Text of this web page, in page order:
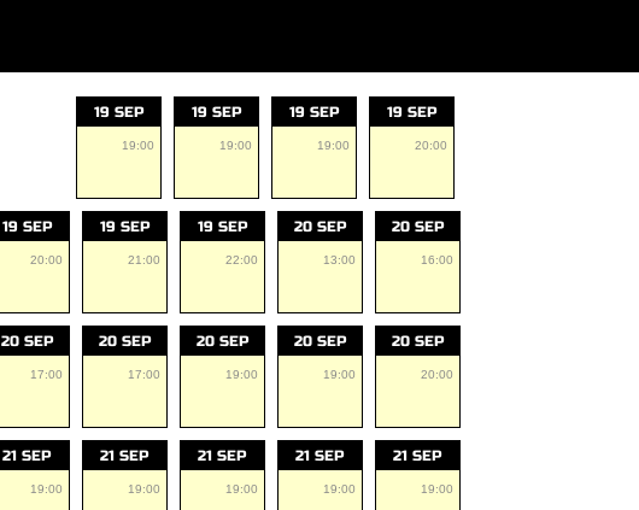
19 SEP
19:00
19 SEP
19:00
19 SEP
19:00
19 SEP
20:00
19 SEP
20:00
19 SEP
21:00
19 SEP
22:00
20 SEP
13:00
20 SEP
16:00
20 SEP
17:00
20 SEP
17:00
20 SEP
19:00
20 SEP
19:00
20 SEP
20:00
21 SEP
19:00
21 SEP
19:00
21 SEP
19:00
21 SEP
19:00
21 SEP
19:00